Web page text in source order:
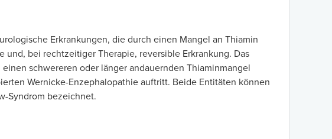
Erkrankungen, die durch einen Mangel an Thiamin
bei rechtzeitiger Therapie, reversible Erkrankung. Das
schwereren oder länger andauernden Thiaminmangel
Wernicke-Enzephalopathie auftritt. Beide Entitäten können
Syndrom bezeichnet.